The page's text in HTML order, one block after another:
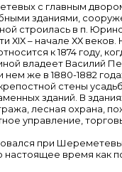
с главным
зданиями,
строилась в п.
ХIХ – начале ХХ веков.
к 1874 году,
владеет Василий
же в 1880-1882
стены
зданий. В
лесная охрана,
управление,
при
настоящее время как